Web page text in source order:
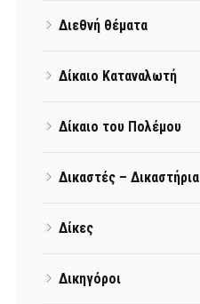
Διεθνή θέματα
Δίκαιο Καταναλωτή
Δίκαιο του Πολέμου
Δικαστές – Δικαστήρια
Δίκες
Δικηγόροι